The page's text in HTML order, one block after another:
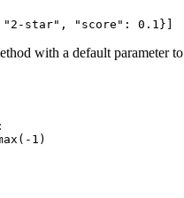
"2-star" , "score" : 0.1 }]
with a default parameter to
1 )